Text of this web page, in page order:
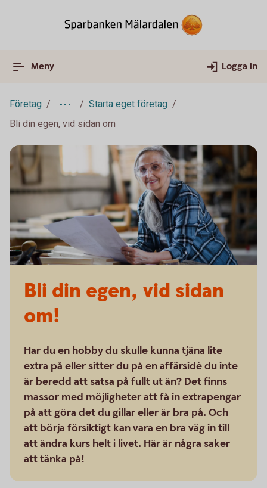
Meny Logga in
Företag
Starta eget företag
Bli din egen, vid sidan om
Bli din egen, vid sidan
om!
Har du en hobby du skulle kunna tjäna lite
extra på eller sitter du på en affärsidé du inte
är beredd att satsa på fullt ut än? Det finns
massor med möjligheter att få in extrapengar
på att göra det du gillar eller är bra på. Och
att börja försiktigt kan vara en bra väg in till
att ändra kurs helt i livet. Här är några saker
att tänka på!